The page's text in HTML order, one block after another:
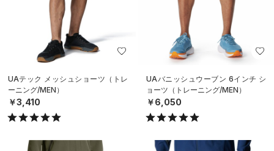
UAテック メッシュショーツ（トレ
ーニング/MEN）
￥3,410
UAバニッシュウーブン 6インチ シ
ョーツ（トレーニング/MEN）
￥6,050